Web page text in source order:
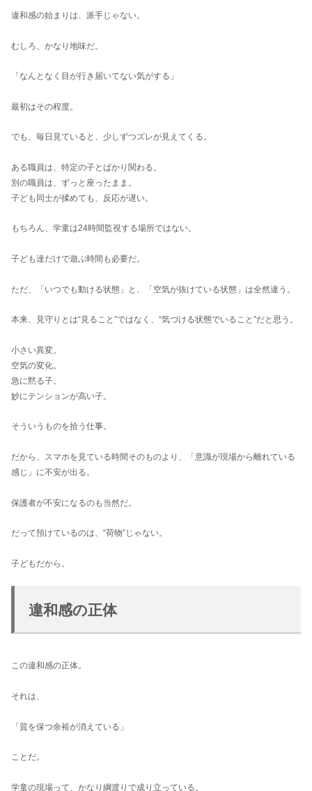
違和感の始まりは、派手じゃない。
むしろ、かなり地味だ。
「なんとなく目が行き届いてない気がする」
最初はその程度。
でも、毎日見ていると、少しずつズレが見えてくる。
ある職員は、特定の子とばかり関わる。
別の職員は、ずっと座ったまま。
子ども同士が揉めても、反応が遅い。
もちろん、学童は24時間監視する場所ではない。
子ども達だけで遊ぶ時間も必要だ。
ただ、「いつでも動ける状態」と、「空気が抜けている状態」は全然違う。
本来、見守りとは“見ること”ではなく、“気づける状態でいること”だと思う。
小さい異変。
空気の変化。
急に黙る子。
妙にテンションが高い子。
そういうものを拾う仕事。
だから、スマホを見ている時間そのものより、「意識が現場から離れている
感じ」に不安が出る。
保護者が不安になるのも当然だ。
だって預けているのは、“荷物”じゃない。
子どもだから。
違和感の正体
この違和感の正体。
それは、
「質を保つ余裕が消えている」
ことだ。
学童の現場って、かなり綱渡りで成り立っている。